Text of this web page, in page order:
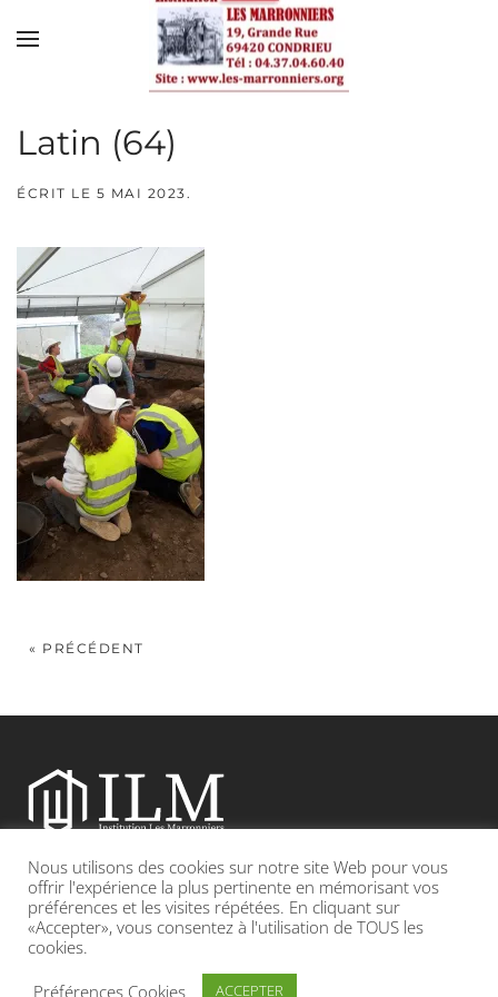
Skip to main content
Latin (64)
ÉCRIT LE 5 MAI 2023.
« PRÉCÉDENT
Etablissement catholique sous contrat d’association avec l’Etat
Adresse : 19, Grande rue 69420 CONDRIEU
INFOS LÉGALES POLITIQUE DE CONFIDENTIALITÉ
Nous utilisons des cookies sur notre site Web pour vous
offrir l'expérience la plus pertinente en mémorisant vos
préférences et les visites répétées. En cliquant sur
«Accepter», vous consentez à l'utilisation de TOUS les
cookies.
Préférences Cookies
ACCEPTER